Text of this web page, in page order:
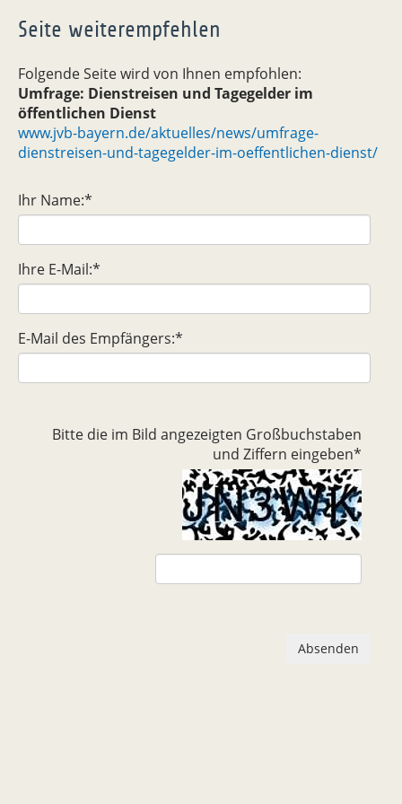
Seite weiterempfehlen
Folgende Seite wird von Ihnen empfohlen:
Umfrage: Dienstreisen und Tagegelder im
öffentlichen Dienst
www.jvb-bayern.de/aktuelles/news/umfrage-
dienstreisen-und-tagegelder-im-oeffentlichen-dienst/
Ihr Name:*
Ihre E-Mail:*
E-Mail des Empfängers:*
Bitte die im Bild angezeigten Großbuchstaben
und Ziffern eingeben*
Absenden